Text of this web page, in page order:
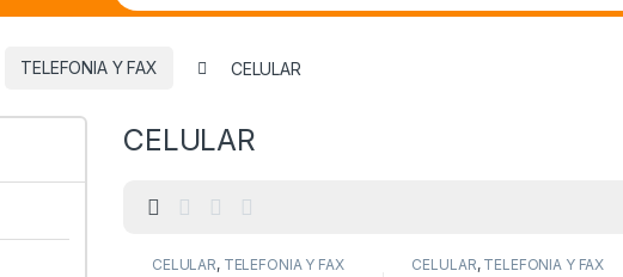
TELEFONIA Y FAX CELULAR
CELULAR
CELULAR, TELEFONIA Y FAX CELULAR, TELEFONIA Y FAX